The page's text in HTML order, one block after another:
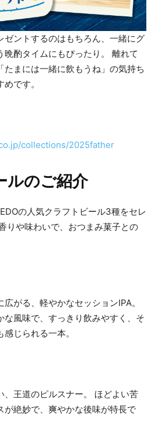
ゼントするのはもちろん、一緒にグ
晩酌タイムにもぴったり。 離れて
たまには一緒に飲もうね」の気持ち
です。
collections/2025father
ルのご紹介
の人気クラフトビール3種をセレ
りや味わいで、おつまみ菓子との
がる、軽やかなセッションIPA。
な風味で、すっきり飲みやすく、そ
じられる一本。
、王道のピルスナー。 ほどよい苦
が絶妙で、爽やかな後味が特長で